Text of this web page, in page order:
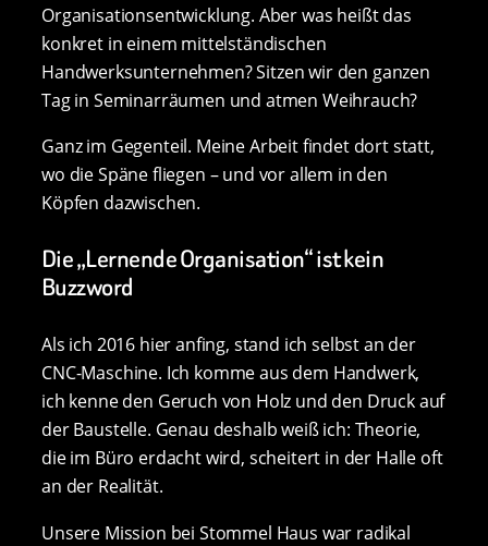
Organisationsentwicklung. Aber was heißt das
konkret in einem mittelständischen
Handwerksunternehmen? Sitzen wir den ganzen
Tag in Seminarräumen und atmen Weihrauch?
Ganz im Gegenteil. Meine Arbeit findet dort statt,
wo die Späne fliegen – und vor allem in den
Köpfen dazwischen.
Die „Lernende Organisation“ ist kein
Buzzword
Als ich 2016 hier anfing, stand ich selbst an der
CNC-Maschine. Ich komme aus dem Handwerk,
ich kenne den Geruch von Holz und den Druck auf
der Baustelle. Genau deshalb weiß ich: Theorie,
die im Büro erdacht wird, scheitert in der Halle oft
an der Realität.
Unsere Mission bei Stommel Haus war radikal